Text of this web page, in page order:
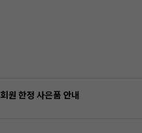
회원 한정 사은품 안내